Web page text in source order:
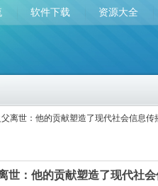
软件下载 资源大全
父离世：他的贡献塑造了现代社会信息传
世：他的贡献塑造了现代社